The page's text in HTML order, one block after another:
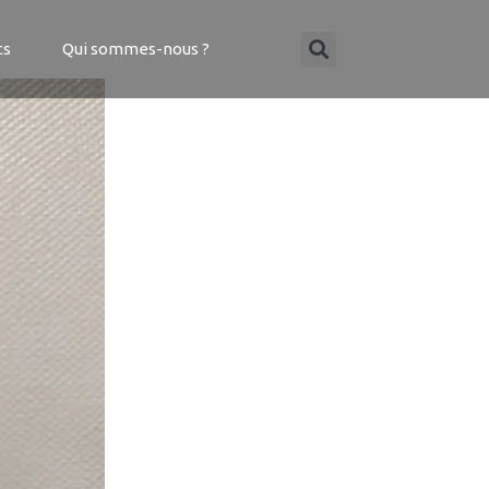
Qui sommes-nous ?